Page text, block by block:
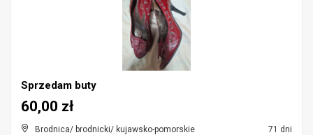
Sprzedam buty
Brodnica/ brodnicki/ kujawsko-pomorskie 71 dni
60,00 zł